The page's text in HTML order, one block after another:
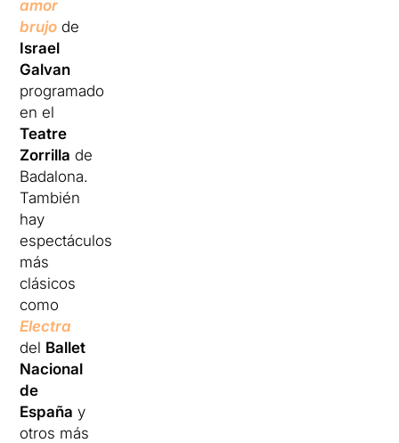
amor
brujo de
Israel
Galvan
programado
en el
Teatre
Zorrilla de
Badalona.
También
hay
espectáculos
más
clásicos
como
Electra
del Ballet
Nacional
de
España y
otros más